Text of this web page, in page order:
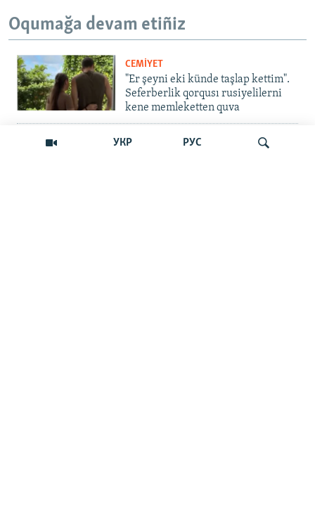
УКР РУС
Oqumağa devam etiñiz
CEMİYET
"Er şeyni eki künde taşlap kettim".
Seferberlik qorqusı rusiyelilerni
kene memleketten quva
İNSAN AQLARI